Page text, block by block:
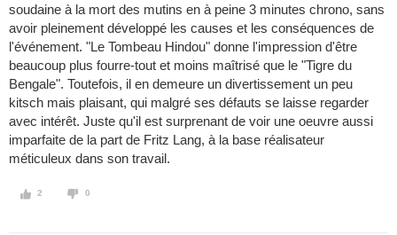
soudaine à la mort des mutins en à peine 3 minutes chrono, sans
avoir pleinement développé les causes et les conséquences de
l'événement. "Le Tombeau Hindou" donne l'impression d'être
beaucoup plus fourre-tout et moins maîtrisé que le "Tigre du
Bengale". Toutefois, il en demeure un divertissement un peu
kitsch mais plaisant, qui malgré ses défauts se laisse regarder
avec intérêt. Juste qu'il est surprenant de voir une oeuvre aussi
imparfaite de la part de Fritz Lang, à la base réalisateur
méticuleux dans son travail.
2 0